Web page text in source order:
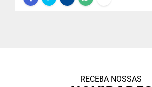
RECEBA NOSSAS